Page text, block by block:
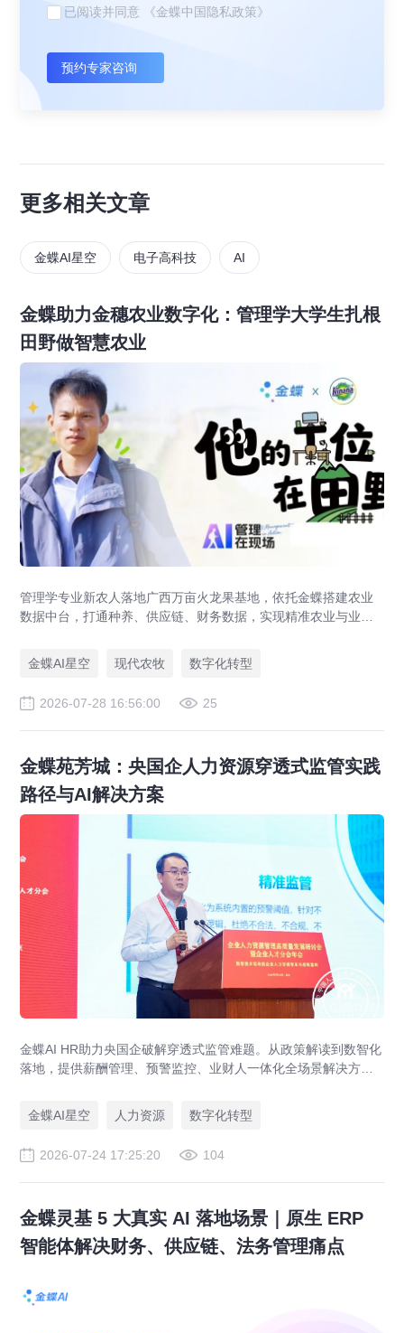
已阅读并同意 《金蝶中国隐私政策》
预约专家咨询
更多相关文章
金蝶AI星空 电子高科技 AI
金蝶助力金穗农业数字化：管理学大学生扎根
田野做智慧农业
管理学专业新农人落地广西万亩火龙果基地，依托金蝶搭建农业
数据中台，打通种养、供应链、财务数据，实现精准农业与业财
金蝶AI星空
现代农牧 数字化转型
2026-07-28 16:56:00 25
金蝶苑芳城：央国企人力资源穿透式监管实践
路径与AI解决方案
金蝶AI HR助力央国企破解穿透式监管难题。从政策解读到数智化
落地，提供薪酬管理、预警监控、业财人一体化全场景解决方
金蝶AI星空
人力资源 数字化转型
2026-07-24 17:25:20 104
金蝶灵基 5 大真实 AI 落地场景｜原生 ERP
智能体解决财务、供应链、法务管理痛点